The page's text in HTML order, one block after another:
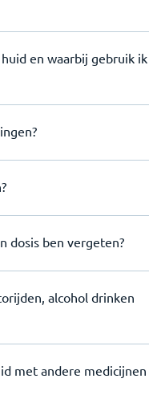
en waarbij gebruik ik
dosis ben vergeten?
alcohol drinken
met andere medicijnen